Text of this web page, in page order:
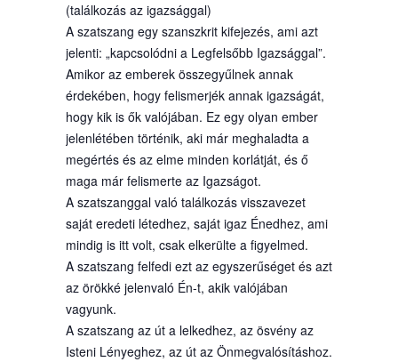
(találkozás az igazsággal)
A szatszang egy szanszkrit kifejezés, ami azt
jelenti: „kapcsolódni a Legfelsőbb Igazsággal”.
Amikor az emberek összegyűlnek annak
érdekében, hogy felismerjék annak igazságát,
hogy kik is ők valójában. Ez egy olyan ember
jelenlétében történik, aki már meghaladta a
megértés és az elme minden korlátját, és ő
maga már felismerte az Igazságot.
A szatszanggal való találkozás visszavezet
saját eredeti létedhez, saját igaz Énedhez, ami
mindig is itt volt, csak elkerülte a figyelmed.
A szatszang felfedi ezt az egyszerűséget és azt
az örökké jelenvaló Én-t, akik valójában
vagyunk.
A szatszang az út a lelkedhez, az ösvény az
Isteni Lényeghez, az út az Önmegvalósításhoz.